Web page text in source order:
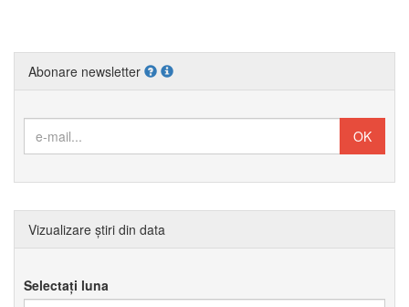
Abonare newsletter
Vizualizare știri din data
Selectați luna